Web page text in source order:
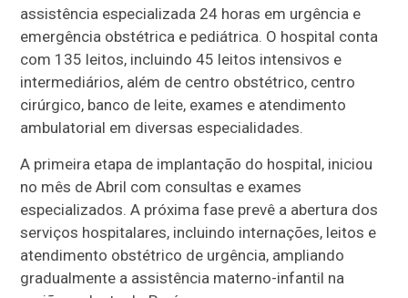
assistência especializada 24 horas em urgência e
emergência obstétrica e pediátrica. O hospital conta
com 135 leitos, incluindo 45 leitos intensivos e
intermediários, além de centro obstétrico, centro
cirúrgico, banco de leite, exames e atendimento
ambulatorial em diversas especialidades.
A primeira etapa de implantação do hospital, iniciou
no mês de Abril com consultas e exames
especializados. A próxima fase prevê a abertura dos
serviços hospitalares, incluindo internações, leitos e
atendimento obstétrico de urgência, ampliando
gradualmente a assistência materno-infantil na